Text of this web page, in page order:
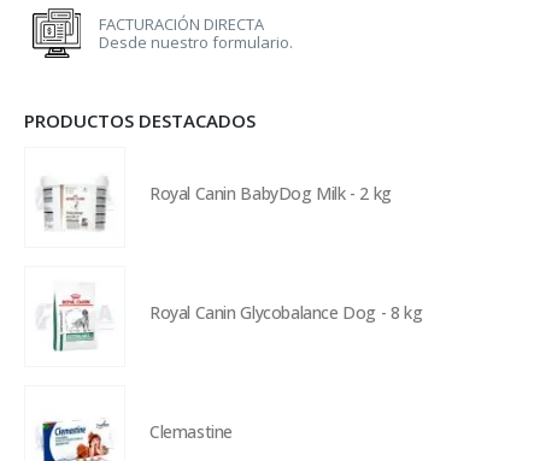
FACTURACIÓN DIRECTA
Desde nuestro formulario.
PRODUCTOS DESTACADOS
Royal Canin BabyDog Milk - 2 kg
Royal Canin Glycobalance Dog - 8 kg
Clemastine